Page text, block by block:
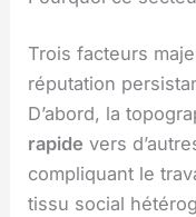
Trois facteurs
réputation
D’abord, la
rapide vers
compliquant le
tissu social